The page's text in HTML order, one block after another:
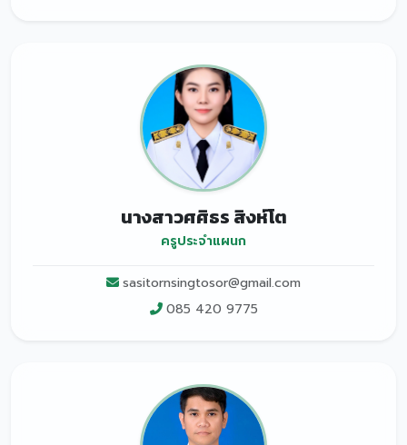
นางสาวศศิธร สิงห์โต
ครูประจำแผนก
sasitornsingtosor@gmail.com
085 420 9775